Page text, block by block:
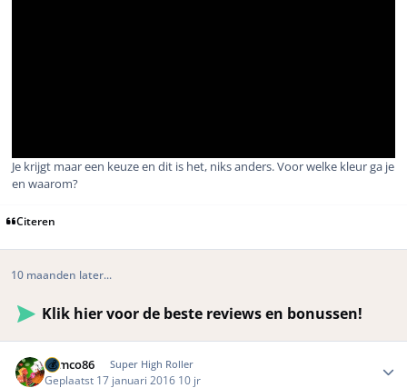
Je krijgt maar een keuze en dit is het, niks anders. Voor welke kleur ga je
en waarom?
Citeren
10 maanden later...
Klik hier voor de beste reviews en bonussen!
Remco86 Super High Roller
Geplaatst 17 januari 2016 10 jr